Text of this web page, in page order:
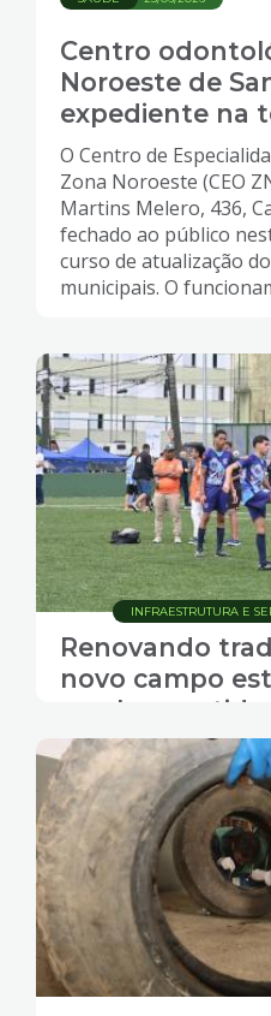
Centro
Noroeste de
expediente na
O Centro de
Zona Noroeste (CEO
Martins Melero, 436,
fechado ao público
curso de atualização
municipais. O
INFRAESTRUTURA E
Renovando
novo campo
receber
Noroeste de